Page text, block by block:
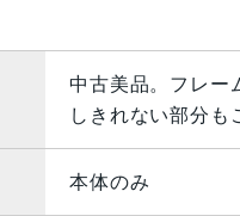
中古美品。フレー
しきれない部分も
本体のみ